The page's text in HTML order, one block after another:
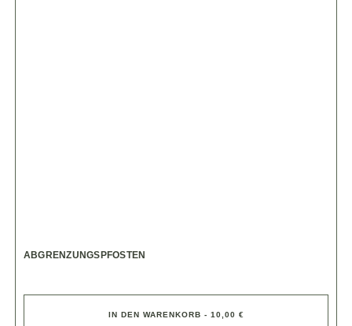
ABGRENZUNGSPFOSTEN
IN DEN WARENKORB - 10,00 €